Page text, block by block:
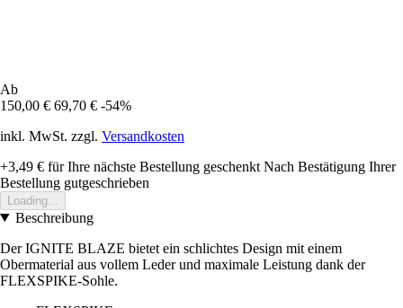
Ab
150,00 € 69,70 € -54%
inkl. MwSt. zzgl. Versandkosten
+3,49 € für Ihre nächste Bestellung geschenkt Nach Bestätigung Ihrer
Bestellung gutgeschrieben
Loading...
Beschreibung
Der IGNITE BLAZE bietet ein schlichtes Design mit einem
Obermaterial aus vollem Leder und maximale Leistung dank der
FLEXSPIKE-Sohle.